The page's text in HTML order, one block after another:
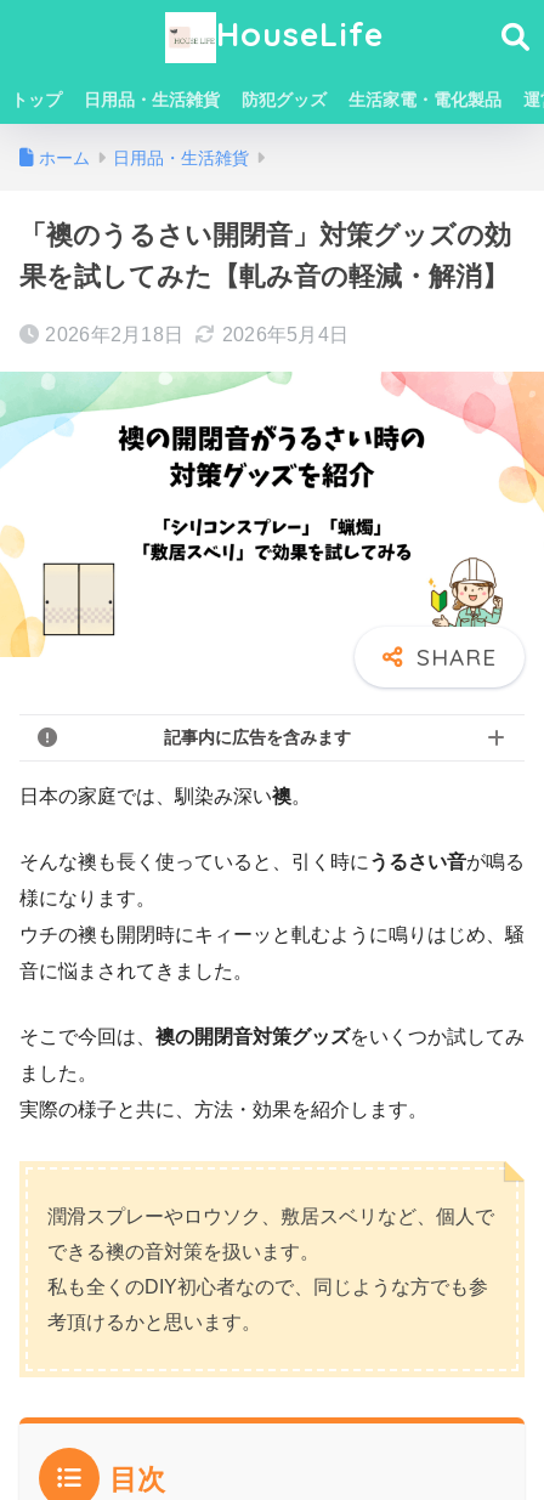
HouseLife
トップ 日用品・生活雑貨 防犯グッズ 生活家電・電化製品 運
ホーム 日用品・生活雑貨
「襖のうるさい開閉音」対策グッズの効
果を試してみた【軋み音の軽減・解消】
2026年2月18日 2026年5月4日
記事内に広告を含みます
日本の家庭では、馴染み深い襖。
そんな襖も長く使っていると、引く時に うるさい音が鳴る
様になります。
ウチの襖も開閉時にキィーッと軋むように鳴りはじめ、騒
音に悩まされてきました。
そこで今回は、 襖の開閉音対策グッズをいくつか試してみ
ました。
実際の様子と共に、方法・効果を紹介します。
潤滑スプレーやロウソク、敷居スベリなど、個人で
できる襖の音対策を扱います。
私も全くのDIY初心者なので、同じような方でも参
考頂けるかと思います。
目次